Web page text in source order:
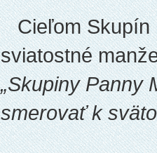
Cieľom Skupín
sviatostné
„Skupiny Panny
smerovať k